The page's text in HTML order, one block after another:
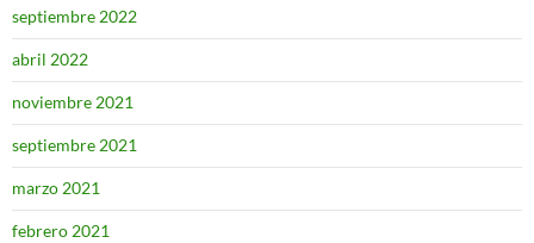
septiembre 2022
abril 2022
noviembre 2021
septiembre 2021
marzo 2021
febrero 2021